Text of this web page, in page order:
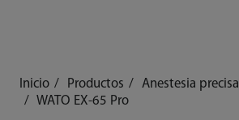
Inicio Productos
Anestesia precisa
WATO EX-65 Pro